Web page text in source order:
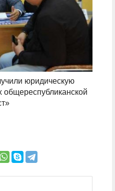
юридическую
общереспубликанской